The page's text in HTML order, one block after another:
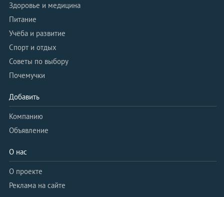
Здоровье и медицина
Питание
Учёба и развитие
Спорт и отдых
Советы по выбору
Почемучки
Добавить
Компанию
Объявление
О нас
О проекте
Реклама на сайте